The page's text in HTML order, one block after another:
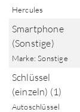
Hercules
Smartphone
(Sonstige)
Marke: Sonstige
Schlüssel
(einzeln) (1)
Autoschlüssel